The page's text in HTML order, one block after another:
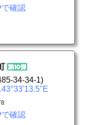
確認
34-34-1)
確認